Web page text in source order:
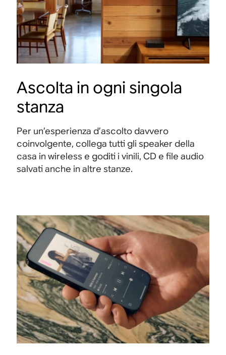
Ascolta in ogni singola
stanza
Per un’esperienza d’ascolto davvero
coinvolgente, collega tutti gli speaker della
casa in wireless e goditi i vinili, CD e file audio
salvati anche in altre stanze.